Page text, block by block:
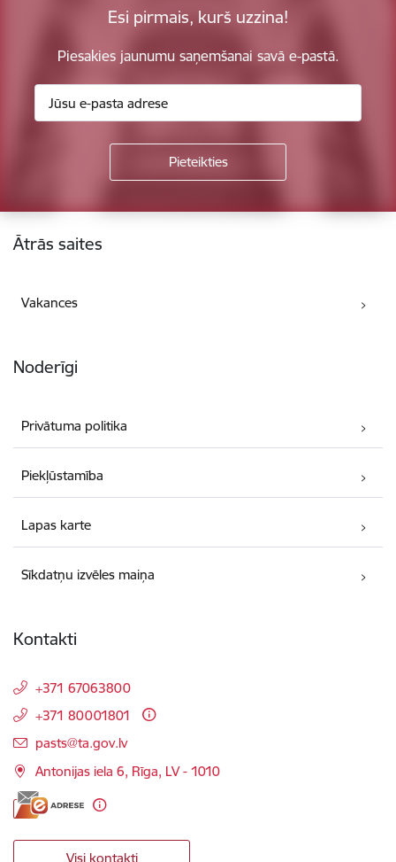
Esi pirmais, kurš uzzina!
Piesakies jaunumu saņemšanai savā e-pastā.
Kājene
Ātrās saites
Vakances
Noderīgi
Privātuma politika
Piekļūstamība
Lapas karte
Sīkdatņu izvēles maiņa
Kontakti
+371 67063800
+371 80001801
E-pasts:
pasts@ta.gov.lv
Antonijas iela 6, Rīga, LV - 1010
Visi kontakti